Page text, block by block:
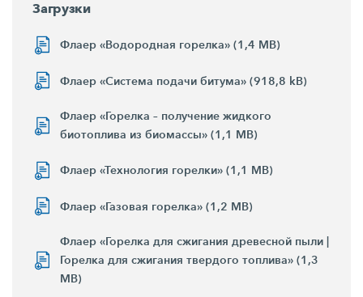
Загрузки
Флаер «Водородная горелка» (1,4 MB)
Флаер «Система подачи битума» (918,8 kB)
Флаер «Горелка – получение жидкого
биотоплива из биомассы» (1,1 MB)
Флаер «Технология горелки» (1,1 MB)
Флаер «Газовая горелка» (1,2 MB)
Флаер «Горелка для сжигания древесной пыли |
Горелка для сжигания твердого топлива» (1,3
MB)